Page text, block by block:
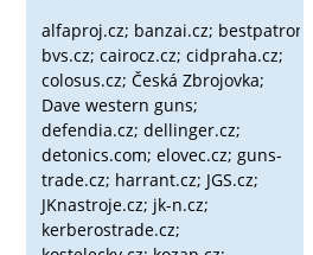
alfaproj.cz; banzai.cz;
bvs.cz; cairocz.cz; cidpraha.cz;
colosus.cz; Česká Zbrojovka;
Dave western guns;
defendia.cz; dellinger.cz;
detonics.com; elovec.cz; guns-
trade.cz; harrant.cz; JGS.cz;
JKnastroje.cz; jk-n.cz;
kerberostrade.cz;